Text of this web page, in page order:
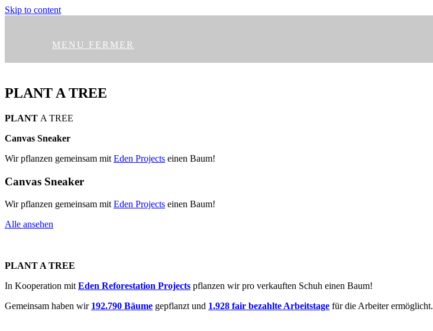
Skip to content
MENU FERMER
PLANT A TREE
PLANT A TREE
Canvas Sneaker
Wir pflanzen gemeinsam mit Eden Projects einen Baum!
Canvas Sneaker
Wir pflanzen gemeinsam mit Eden Projects einen Baum!
Alle ansehen
PLANT A TREE
In Kooperation mit Eden Reforestation Projects pflanzen wir pro verkauften Schuh einen Baum!
Gemeinsam haben wir 192.790 Bäume gepflanzt und 1.928 fair bezahlte Arbeitstage für die Arbeiter ermöglicht.